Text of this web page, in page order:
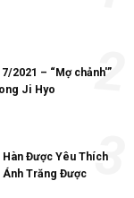
2021 – “Mợ chảnh'”
Ji Hyo
2
Hàn Được Yêu Thích
Ánh Trăng Được 3